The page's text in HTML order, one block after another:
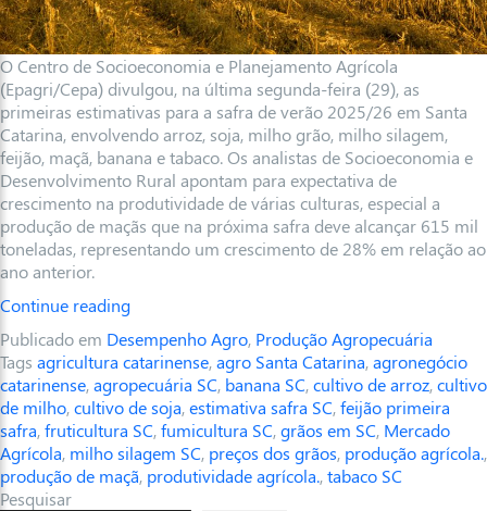
O Centro de Socioeconomia e Planejamento Agrícola
(Epagri/Cepa) divulgou, na última segunda-feira (29), as
primeiras estimativas para a safra de verão 2025/26 em Santa
Catarina, envolvendo arroz, soja, milho grão, milho silagem,
feijão, maçã, banana e tabaco.Os analistas de Socioeconomia e
Desenvolvimento Rural apontam para expectativa de
crescimento na produtividade de várias culturas, especial a
produção de maçãs que na próxima safra deve alcançar 615 mil
toneladas, representando um crescimento de 28% em relação ao
ano anterior.
Continue reading
Publicado em Desempenho Agro, Produção Agropecuária
Tags agricultura catarinense,agro Santa Catarina,agronegócio
catarinense,agropecuária SC, banana SC,cultivo de arroz,cultivo
de milho,cultivo de soja,estimativa safra SC,feijão primeira
safra,fruticultura SC,fumicultura SC,grãos em SC, Mercado
Agrícola, milho silagem SC, preços dos grãos, produção agrícola.,
produção de maçã, produtividade agrícola.,tabaco SC
Pesquisar